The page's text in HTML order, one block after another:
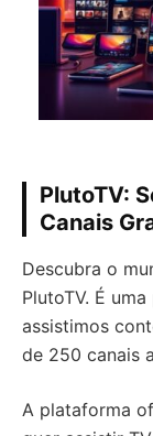
PlutoTV:
Canais
Descubra o
PlutoTV. É
assistimos
de 250 canais
A plataforma